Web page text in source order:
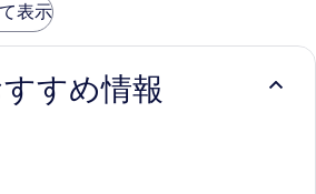
表示
すめ情報